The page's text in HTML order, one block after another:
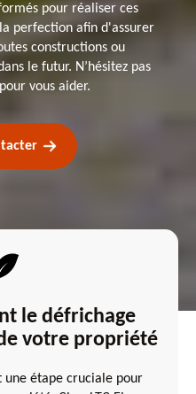
pour réaliser ces
perfection afin d'assurer
constructions ou
le futur. N’hésitez pas
vous aider.
le défrichage
votre propriété
une étape cruciale pour